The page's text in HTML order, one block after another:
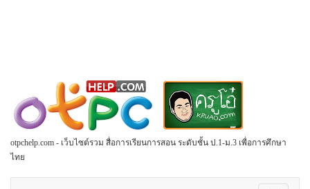
otpchelp.com - เว็บไซต์รวม สื่อการเรียนการสอน ระดับชั้น ป.1-ม.3 เพื่อการศึกษา
ไทย